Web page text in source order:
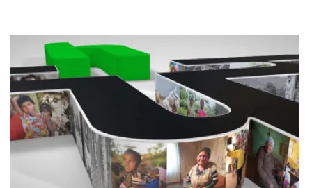
efficient,
gain new
for our